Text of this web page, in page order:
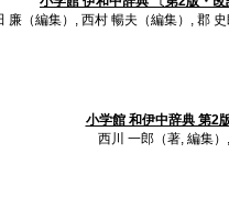
廉（編集）, 西村 暢夫（編集）, 郡
小学館 和伊中辞典 第2
西川 一郎（著, 編集）